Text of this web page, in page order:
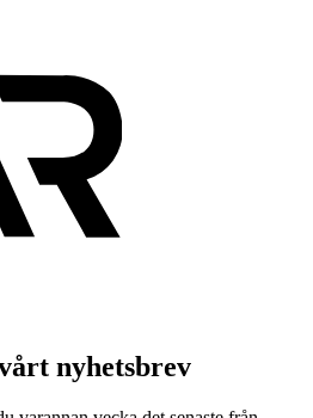
nyhetsbrev